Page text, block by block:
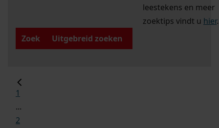
leestekens en meer
zoektips vindt u hier.
Zoek
Uitgebreid zoeken
1
...
2